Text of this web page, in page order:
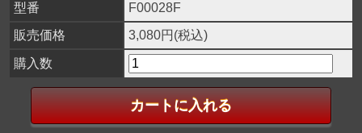
型番
F00028F
販売価格
3,080円(税込)
購入数